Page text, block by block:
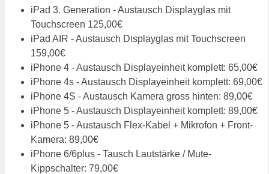
iPad 3. Generation - Austausch Displayglas mit
Touchscreen 125,00€
iPad AIR - Austausch Displayglas mit Touchscreen
159,00€
iPhone 4 - Austausch Displayeinheit komplett: 65,00€
iPhone 4s - Austausch Displayeinheit komplett: 69,00€
iPhone 4S - Austausch Kamera gross hinten: 89,00€
iPhone 5 - Austausch Displayeinheit komplett: 89,00€
iPhone 5 - Austausch Flex-Kabel + Mikrofon + Front-
Kamera: 89,00€
iPhone 6/6plus - Tausch Lautstärke / Mute-
Kippschalter: 79,00€